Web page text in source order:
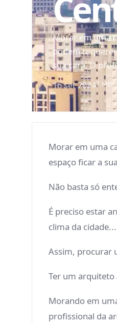
Morar em uma
podem
sua cara. O
16 set 20247 MIN
Morar em uma
espaço ficar a
Não basta só
É preciso estar
clima da cidade...
Assim, procurar
Ter um arquiteto
Morando em
profissional da